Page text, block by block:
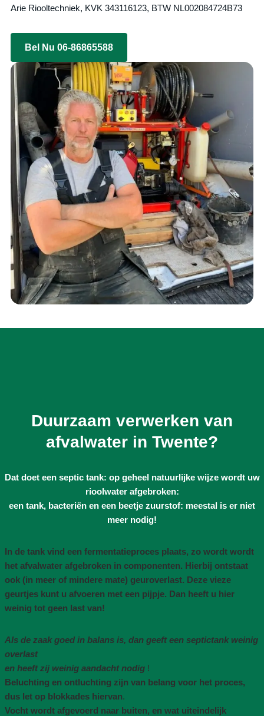
Arie Riooltechniek, KVK 343116123, BTW NL002084724B73
Bel Nu 06-86865588
Duurzaam verwerken van
afvalwater in Twente?
Dat doet een septic tank: op geheel natuurlijke wijze wordt uw
rioolwater afgebroken:
een tank, bacteriën en een beetje zuurstof: meestal is er niet
meer nodig!
In de tank vind een fermentatieproces plaats, zo wordt wordt
het afvalwater afgebroken in componenten. Hierbij ontstaat
ook (in meer of mindere mate) geuroverlast. Deze vieze
geurtjes kunt u afvoeren met een pijpje. Dan heeft u hier
weinig tot geen last van!
Als de zaak goed in balans is, dan geeft een septictank weinig
overlast
en heeft zij weinig aandacht nodig !
Beluchting en ontluchting zijn van belang voor het proces,
dus let op blokkades hiervan.
Vocht wordt afgevoerd naar buiten, en wat uiteindelijk